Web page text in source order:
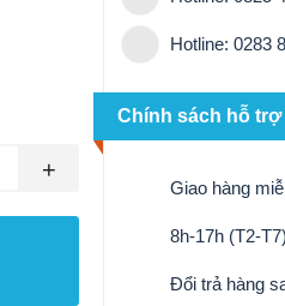
+
Hotline: 0283
Chính sách hỗ trợ
Giao hàng
8h-17h (T2-T7)
Đổi trả hàng